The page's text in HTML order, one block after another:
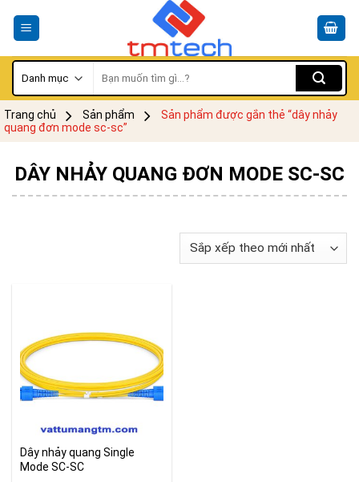
kiếm:
Trang chủ Sản phẩm
Sản phẩm được gắn thẻ “dây nhảy
quang đơn mode sc-sc”
DÂY NHẢY QUANG ĐƠN MODE SC-SC
Dây nhảy quang Single
Mode SC-SC